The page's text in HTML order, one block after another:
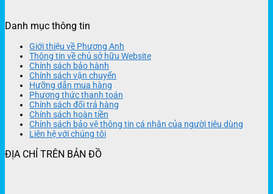
Danh mục thông tin
Giới thiệu về Phương Anh
Thông tin về chủ sở hữu Website
Chính sách bảo hành
Chính sách vận chuyển
Hưỡng dẫn mua hàng
Phương thức thanh toán
Chính sách đổi trả hàng
Chính sách hoàn tiền
Chính sách bảo vệ thông tin cá nhân của người tiêu dùng
Liên hệ với chúng tôi
ĐỊA CHỈ TRÊN BẢN ĐỒ